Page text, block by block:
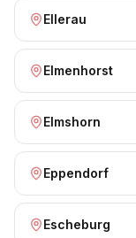
Ellerau
Elmenhorst
Elmshorn
Eppendorf
Escheburg